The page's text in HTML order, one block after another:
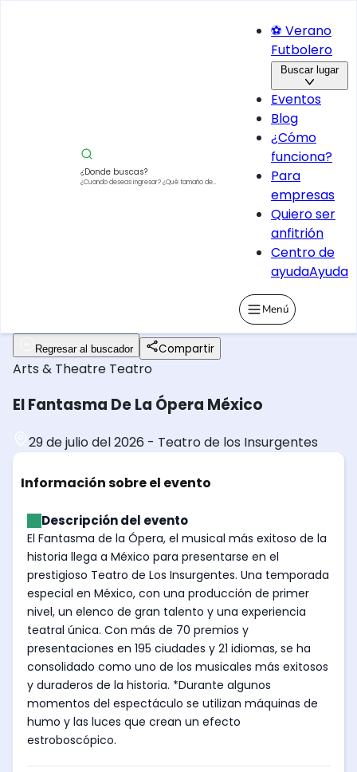
¿Donde buscas?
¿Cuando deseas ingresar?¿Qué tamaño de
⚽ Verano
Futbolero
Buscar lugar
Eventos
Blog
¿Cómo
funciona?
Para
empresas
Quiero ser
anfitrión
Centro de
ayudaAyuda
Menú
Regresar al buscador Compartir
Arts & Theatre Teatro
El Fantasma De La Ópera México
29 de julio del 2026 - Teatro de los Insurgentes
Información sobre el evento
Descripción del evento
El Fantasma de la Ópera, el musical más exitoso de la
historia llega a México para presentarse en el
prestigioso Teatro de Los Insurgentes. Una temporada
especial en México, con una producción de primer
nivel, un elenco de gran talento y una experiencia
teatral única. Con más de 70 premios y
presentaciones en 195 ciudades y 21 idiomas, se ha
consolidado como uno de los musicales más exitosos
y duraderos de la historia. *Durante algunos
momentos del espectáculo se utilizan máquinas de
humo y las luces que crean un efecto
estroboscópico.